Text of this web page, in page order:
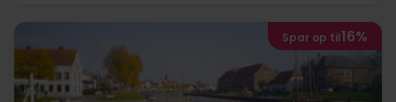
Spar op til16%